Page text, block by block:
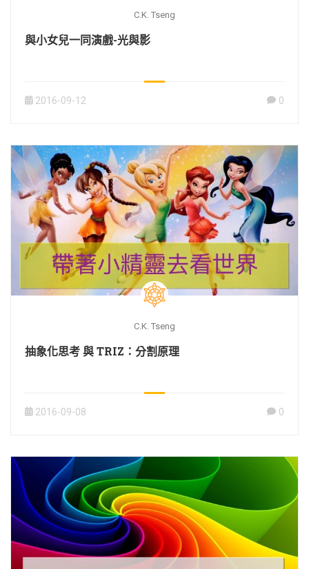
C.K. Tseng
與小女兒一同演戲-光與影
2016-09-12 0
C.K. Tseng
抽象化思考 與 TRIZ：分割原理
2016-09-08 0